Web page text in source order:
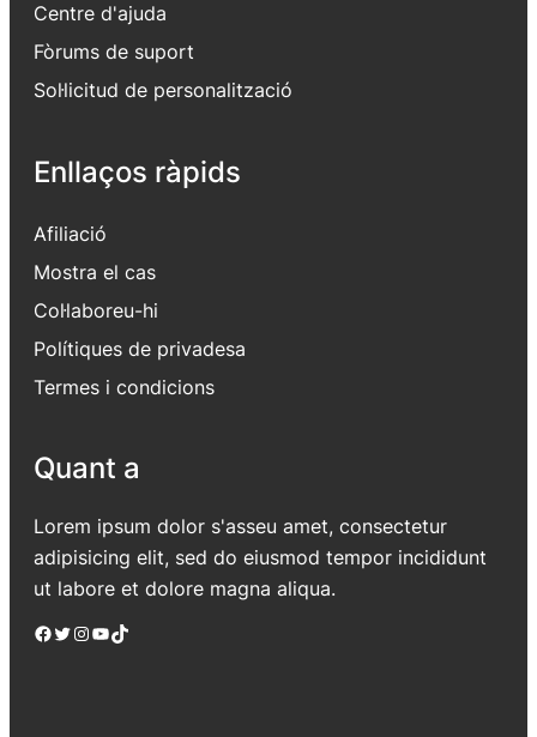
Centre d'ajuda
Fòrums de suport
Sol·licitud de personalització
Enllaços ràpids
Afiliació
Mostra el cas
Col·laboreu-hi
Polítiques de privadesa
Termes i condicions
Quant a
Lorem ipsum dolor s'asseu amet, consectetur
adipisicing elit, sed do eiusmod tempor incididunt
ut labore et dolore magna aliqua.
Facebook Twitter Instagram YouTube TikTok